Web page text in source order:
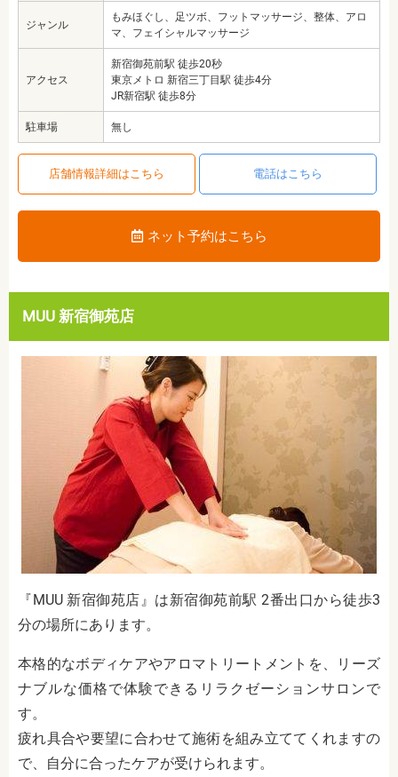
ジャンル
もみほぐし、足ツボ、フットマッサージ、整体、アロ
マ、フェイシャルマッサージ
アクセス
新宿御苑前駅 徒歩20秒
東京メトロ 新宿三丁目駅 徒歩4分
JR新宿駅 徒歩8分
駐車場 無し
店舗情報詳細はこちら 電話はこちら
ネット予約はこちら
MUU 新宿御苑店
『MUU 新宿御苑店』は新宿御苑前駅 2番出口から徒歩3
分の場所にあります。
本格的なボディケアやアロマトリートメントを、リーズ
ナブルな価格で体験できるリラクゼーションサロンで
す。
疲れ具合や要望に合わせて施術を組み立ててくれますの
で、自分に合ったケアが受けられます。